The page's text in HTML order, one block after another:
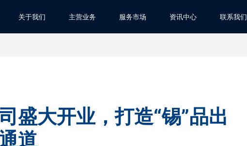
关于我们 主营业务 服务市场 资讯中心 联系我们
盛大开业，打造“锡”品出
道